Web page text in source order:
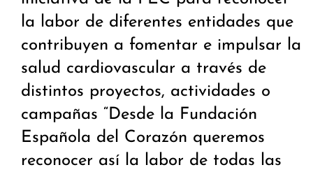
la labor de diferentes entidades que
contribuyen a fomentar e impulsar la
salud cardiovascular a través de
distintos proyectos, actividades o
campañas “Desde la Fundación
Española del Corazón queremos
reconocer así la labor de todas las